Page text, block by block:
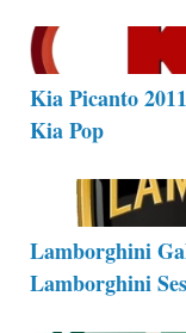
Kia Picanto 2011
Kia Pop
Lamborghini
Lamborghini